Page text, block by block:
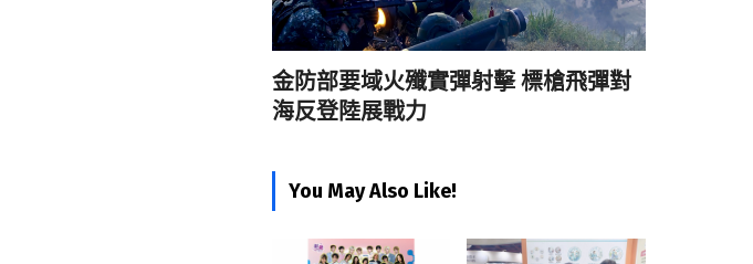
金防部要域火殲實彈射擊 標槍飛彈對
海反登陸展戰力
You May Also Like!